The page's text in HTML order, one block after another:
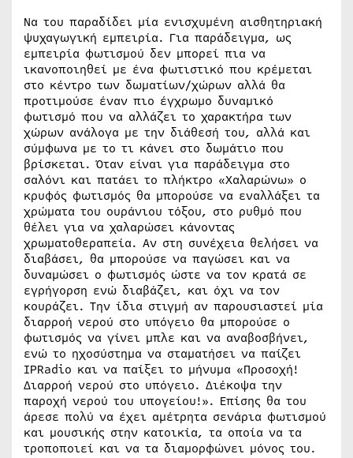
Να του παραδίδει μία ενισχυμένη αισθητηριακή
ψυχαγωγική εμπειρία. Για παράδειγμα, ως
εμπειρία φωτισμού δεν μπορεί πια να
ικανοποιηθεί με ένα φωτιστικό που κρέμεται
στο κέντρο των δωματίων/χώρων αλλά θα
προτιμούσε έναν πιο έγχρωμο δυναμικό
φωτισμό που να αλλάζει το χαρακτήρα των
χώρων ανάλογα με την διάθεσή του, αλλά και
σύμφωνα με το τι κάνει στο δωμάτιο που
βρίσκεται. Όταν είναι για παράδειγμα στο
σαλόνι και πατάει το πλήκτρο «Χαλαρώνω» ο
κρυφός φωτισμός θα μπορούσε να εναλλάξει τα
χρώματα του ουράνιου τόξου, στο ρυθμό που
θέλει για να χαλαρώσει κάνοντας
χρωματοθεραπεία. Αν στη συνέχεια θελήσει να
διαβάσει, θα μπορούσε να παγώσει και να
δυναμώσει ο φωτισμός ώστε να τον κρατά σε
εγρήγορση ενώ διαβάζει, και όχι να τον
κουράζει. Την ίδια στιγμή αν παρουσιαστεί μία
διαρροή νερού στο υπόγειο θα μπορούσε ο
φωτισμός να γίνει μπλε και να αναβοσβήνει,
ενώ το ηχοσύστημα να σταματήσει να παίζει
IPRadio και να παίξει το μήνυμα «Προσοχή!
Διαρροή νερού στο υπόγειο. Διέκοψα την
παροχή νερού του υπογείου!». Επίσης θα του
άρεσε πολύ να έχει αμέτρητα σενάρια φωτισμού
και μουσικής στην κατοικία, τα οποία να τα
τροποποιεί και να τα διαμορφώνει μόνος του.